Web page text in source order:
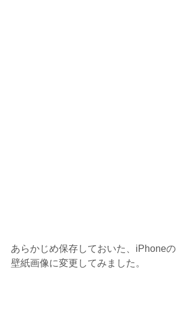
あらかじめ保存しておいた、iPhoneの
壁紙画像に変更してみました。